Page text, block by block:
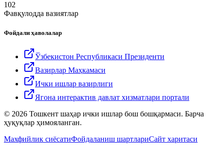
102
Фавқулодда вазиятлар
Фойдали ҳаволалар
Ўзбекистон Республикаси Президенти
Вазирлар Маҳкамаси
Ички ишлар вазирлиги
Ягона интерактив давлат хизматлари портали
© 2026 Тошкент шаҳар ички ишлар бош бошқармаси. Барча
ҳуқуқлар ҳимояланган.
Махфийлик сиёсатиФойдаланиш шартлариСайт харитаси